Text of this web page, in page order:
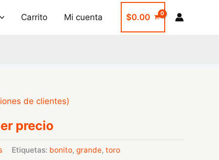
Carrito Mi cuenta $0.00
de clientes)
precio
Etiquetas: bonito, grande, toro